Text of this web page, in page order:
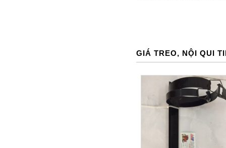
GIÁ TREO, NỘI QUI